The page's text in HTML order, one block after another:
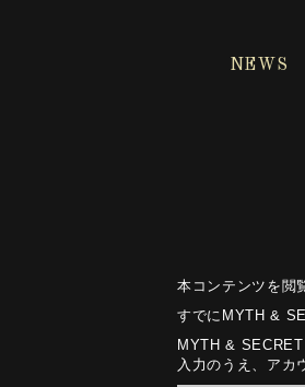
NEWS
本コンテンツを閲
すでにMYTH &
MYTH &
入力のうえ、アカ